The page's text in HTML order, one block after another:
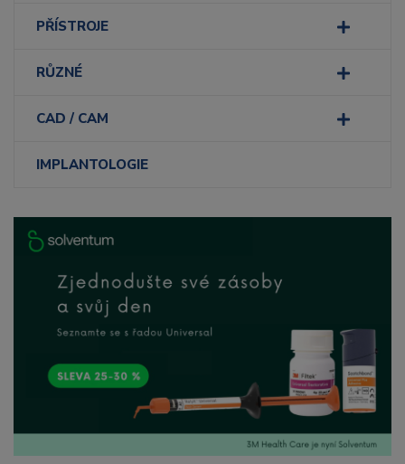
PŘÍSTROJE
RŮZNÉ
CAD / CAM
IMPLANTOLOGIE